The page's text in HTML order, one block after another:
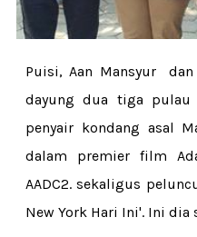
Puisi, Aan Mansyur
dayung dua tiga
penyair kondang asal
dalam premier film
AADC2. sekaligus
New York Hari Ini'. Ini dia